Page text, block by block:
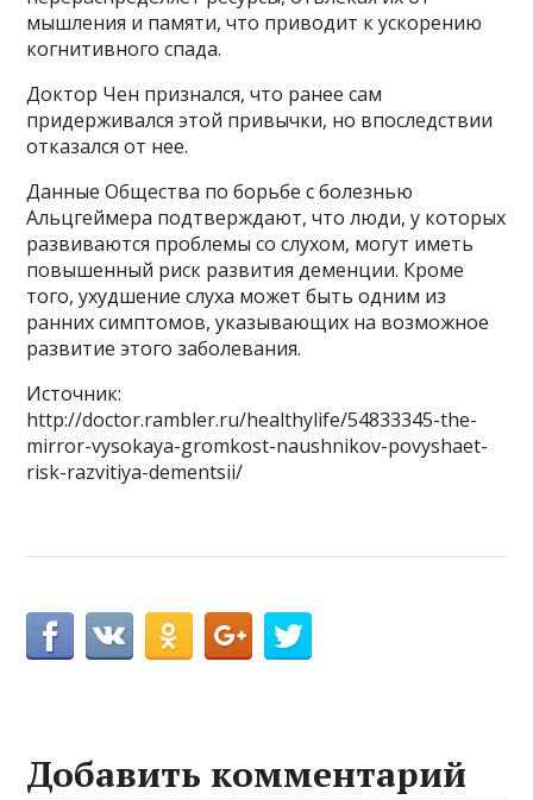
мышления и памяти, что приводит к ускорению
когнитивного спада.
Доктор Чен признался, что ранее сам
придерживался этой привычки, но впоследствии
отказался от нее.
Данные Общества по борьбе с болезнью
Альцгеймера подтверждают, что люди, у которых
развиваются проблемы со слухом, могут иметь
повышенный риск развития деменции. Кроме
того, ухудшение слуха может быть одним из
ранних симптомов, указывающих на возможное
развитие этого заболевания.
Источник:
http://doctor.rambler.ru/healthylife/54833345-the-
mirror-vysokaya-gromkost-naushnikov-povyshaet-
risk-razvitiya-dementsii/
Добавить комментарий